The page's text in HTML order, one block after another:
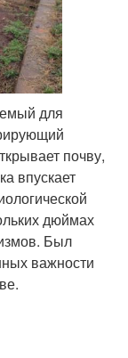
для
почву,
впускает
дюймах
Был
важности